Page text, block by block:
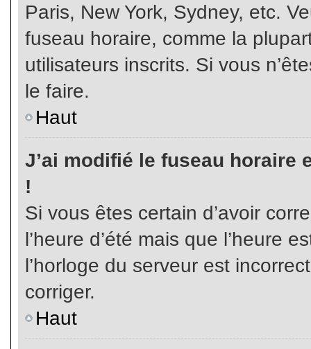
Paris, New York, Sydney, etc.
fuseau horaire, comme la
utilisateurs inscrits. Si vous
le faire.
Haut
J’ai modifié le fuseau horaire
!
Si vous êtes certain d’avoir
l’heure d’été mais que l’heure
l’horloge du serveur est
corriger.
Haut